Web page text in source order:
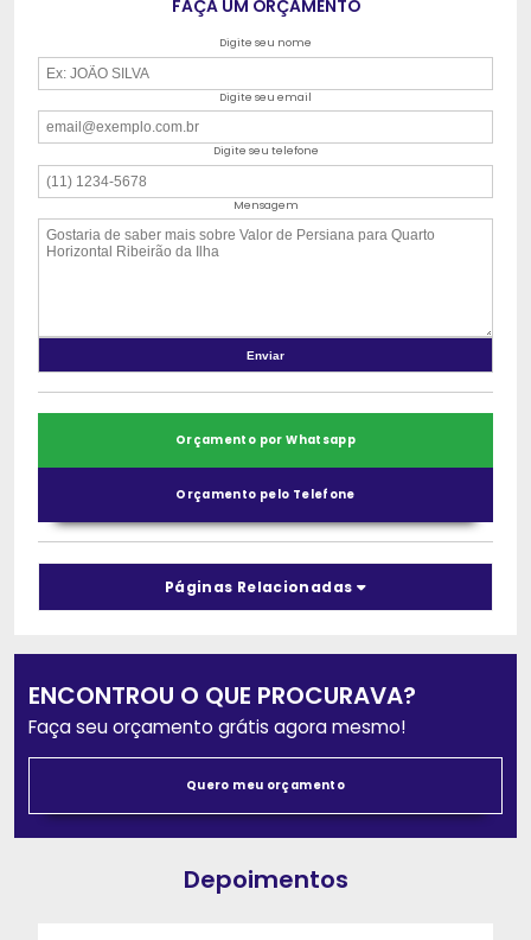
FAÇA UM ORÇAMENTO
Digite seu nome
Digite seu email
Digite seu telefone
Mensagem
Orçamento por Whatsapp
Orçamento pelo Telefone
Páginas Relacionadas
ENCONTROU O QUE PROCURAVA?
Faça seu orçamento grátis agora mesmo!
Quero meu orçamento
Depoimentos